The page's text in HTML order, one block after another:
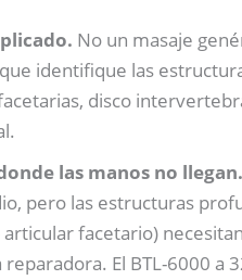
No un masaje
identifique las
disco
las manos no llegan.
pero las estructuras
facetario)
El BTL-6000 a